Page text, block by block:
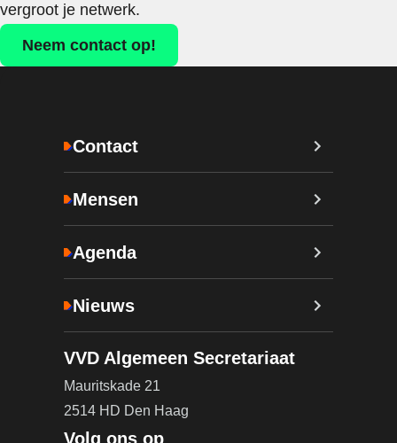
vergroot je netwerk.
Neem contact op!
Contact
Mensen
Agenda
Nieuws
VVD Algemeen Secretariaat
Mauritskade 21
2514 HD Den Haag
Volg ons op